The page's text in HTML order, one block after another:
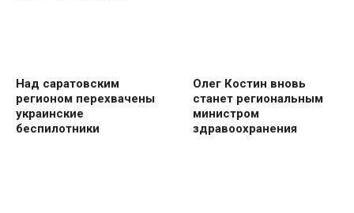
Над саратовским
регионом перехвачены
украинские
беспилотники
Олег Костин вновь
станет региональным
министром
здравоохранения